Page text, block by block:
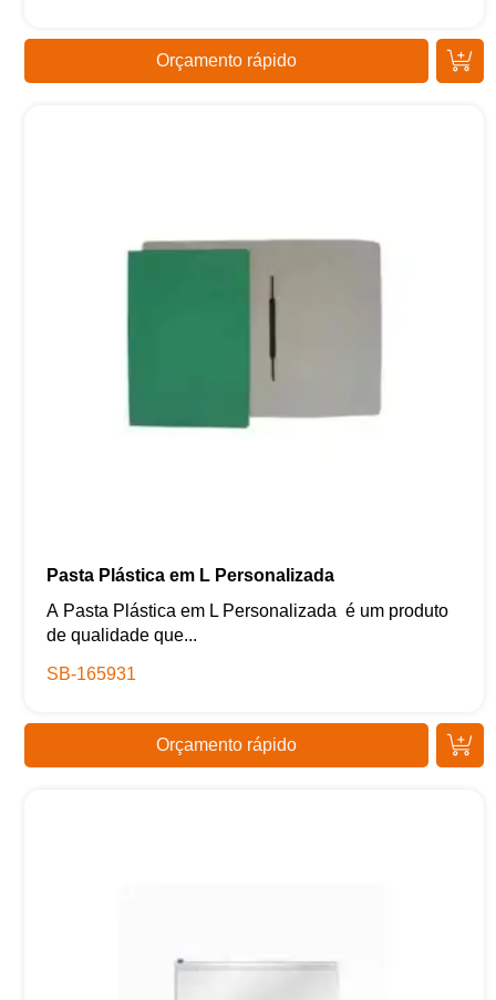
Orçamento rápido
Pasta Plástica em L Personalizada
A Pasta Plástica em L Personalizada é um produto
de qualidade que...
SB-165931
Orçamento rápido